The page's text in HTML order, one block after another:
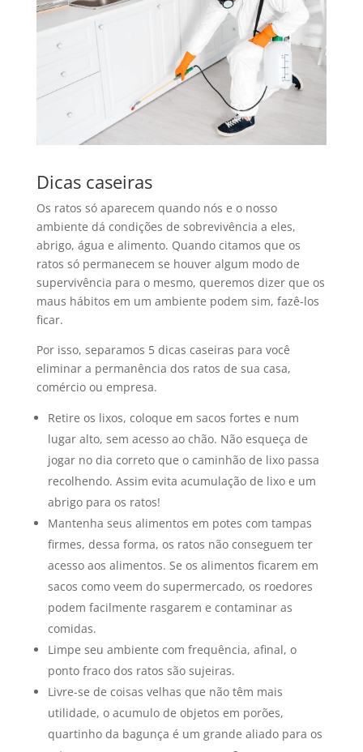
Dicas caseiras
Os ratos só aparecem quando nós e o nosso
ambiente dá condições de sobrevivência a eles,
abrigo, água e alimento. Quando citamos que os
ratos só permanecem se houver algum modo de
supervivência para o mesmo, queremos dizer que os
maus hábitos em um ambiente podem sim, fazê-los
ficar.
Por isso, separamos 5 dicas caseiras para você
eliminar a permanência dos ratos de sua casa,
comércio ou empresa.
Retire os lixos, coloque em sacos fortes e num
lugar alto, sem acesso ao chão. Não esqueça de
jogar no dia correto que o caminhão de lixo passa
recolhendo. Assim evita acumulação de lixo e um
abrigo para os ratos!
Mantenha seus alimentos em potes com tampas
firmes, dessa forma, os ratos não conseguem ter
acesso aos alimentos. Se os alimentos ficarem em
sacos como veem do supermercado, os roedores
podem facilmente rasgarem e contaminar as
comidas.
Limpe seu ambiente com frequência, afinal, o
ponto fraco dos ratos são sujeiras.
Livre-se de coisas velhas que não têm mais
utilidade, o acumulo de objetos em porões,
quartinho da bagunça é um grande aliado para os